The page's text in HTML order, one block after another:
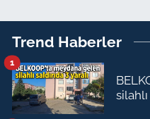
Trend Haberler
silahlı
1